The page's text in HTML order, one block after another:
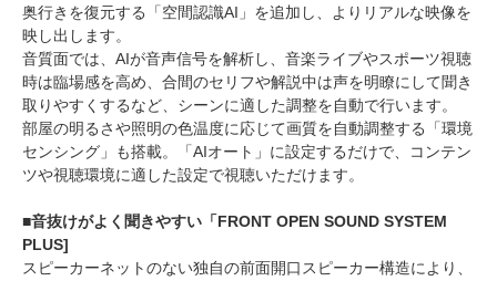
奥行きを復元する「空間認識AI」を追加し、よりリアルな映像を
映し出します。
音質面では、AIが音声信号を解析し、音楽ライブやスポーツ視聴
時は臨場感を高め、合間のセリフや解説中は声を明瞭にして聞き
取りやすくするなど、シーンに適した調整を自動で行います。
部屋の明るさや照明の色温度に応じて画質を自動調整する「環境
センシング」も搭載。「AIオート」に設定するだけで、コンテン
ツや視聴環境に適した設定で視聴いただけます。
■音抜けがよく聞きやすい「FRONT OPEN SOUND SYSTEM
PLUS]
スピーカーネットのない独自の前面開口スピーカー構造により、